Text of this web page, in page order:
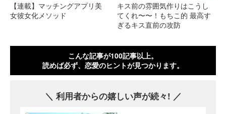
【連載】マッチングアプリ美
女彼女化メソッド
キス前の雰囲気作りはこうし
てくれ〜〜！もちこ的 最高す
ぎるキス直前の攻防
こんな記事が100記事以上。
読めば必ず、恋愛のヒントが見つかります。
利用者からの嬉しい声が続々!